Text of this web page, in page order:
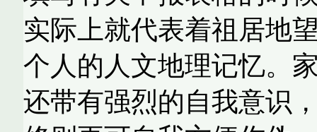
实际上就代表着祖居地
个人的人文地理记忆。
还带有强烈的自我意识